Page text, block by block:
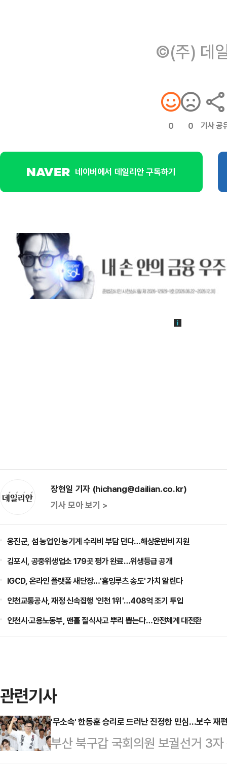
©(주) 데
0 0 기사 공
네이버에서 데일리안 구독하기
장현일 기자 (hichang@dailian.co.kr)
기사 모아 보기 >
옹진군, 섬 농업인 농기계 수리비 부담 던다…해상운반비 지원
김포시, 공중위생업소 179곳 평가 완료…위생등급 공개
IGCD, 온라인 플랫폼 새단장…'홈잉루츠 송도' 가치 알린다
인천교통공사, 재정 신속집행 '인천 1위'…408억 조기 투입
인천시·고용노동부, 맨홀 질식사고 뿌리 뽑는다…안전체계 대전환
관련기사
'무소속' 한동훈 승리로 드러난 진정한 민심…보수 재
부산 북구갑 국회의원 보궐선거 3
거두면서 이번 결과가 향후 보수 재